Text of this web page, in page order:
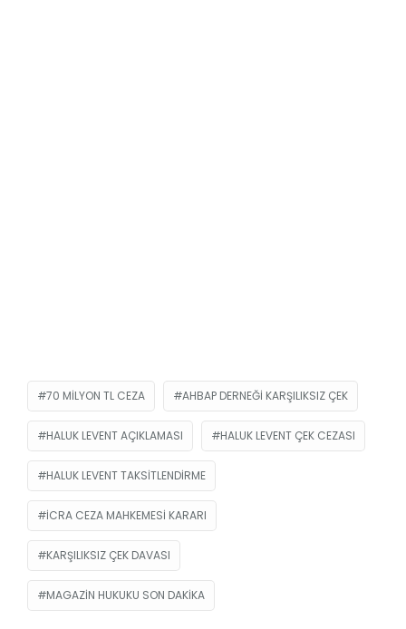
70 MILYON TL CEZA AHBAP DERNEĞI KARŞILIKSIZ ÇEK
HALUK LEVENT AÇIKLAMASI HALUK LEVENT ÇEK CEZASI
HALUK LEVENT TAKSITLENDIRME
ICRA CEZA MAHKEMESI KARARI
KARŞILIKSIZ ÇEK DAVASI
MAGAZIN HUKUKU SON DAKIKA